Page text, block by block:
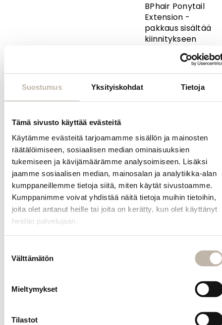
Suostumus Yksityiskohdat Tietoja
Tämä sivusto käyttää evästeitä
Käytämme evästeitä tarjoamamme sisällön ja mainosten
räätälöimiseen, sosiaalisen median ominaisuuksien
tukemiseen ja kävijämäärämme analysoimiseen. Lisäksi
jaamme sosiaalisen median, mainosalan ja analytiikka-alan
kumppaneillemme tietoja siitä, miten käytät sivustoamme.
Kumppanimme voivat yhdistää näitä tietoja muihin tietoihin,
joita olet antanut heille tai joita on kerätty, kun olet käyttänyt
heidän palvelujaan.
valinta
Välttämätön
Mieltymykset
Tilastot
BPhair Ponytail
Extension -
pakkaus sisältää
kiinnitykseen
kumilenkin ja
pinnit sekä
säilytyspussin.
Kuinka tehdä
pidennyksellä?
1. Laita ensin
omat hiukset
tiukasti kiinni
poninhännälle.
2. Paina
lisäkkeessä
sen hiuslenkin
omat hiukset.
tyven ympärille.